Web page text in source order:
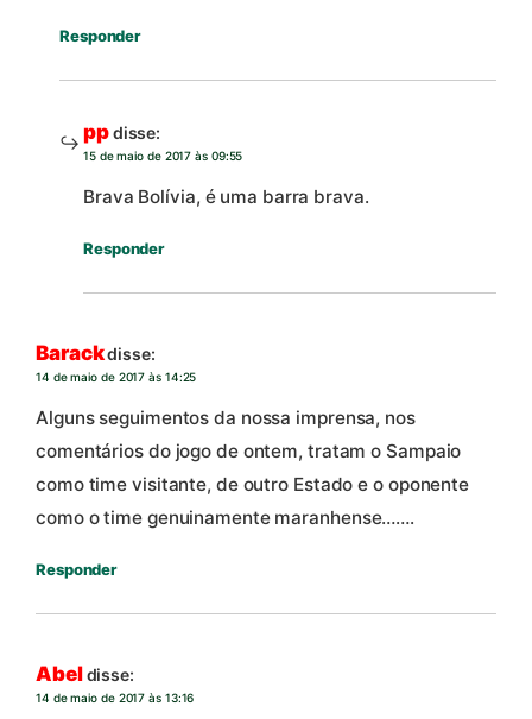
Responder
ppdisse:
15 de maio de 2017 às 09:55
Brava Bolívia, é uma barra brava.
Responder
Barackdisse:
14 de maio de 2017 às 14:25
Alguns seguimentos da nossa imprensa, nos
comentários do jogo de ontem, tratam o Sampaio
como time visitante, de outro Estado e o oponente
como o time genuinamente maranhense…….
Responder
Abeldisse:
14 de maio de 2017 às 13:16